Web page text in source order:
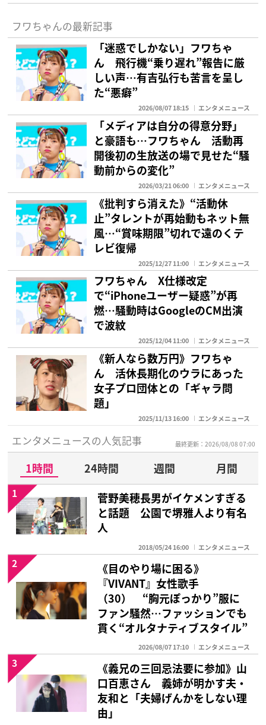
フワちゃんの最新記事
「迷惑でしかない」フワちゃ
ん 飛行機“乗り遅れ”報告に厳
しい声…有吉弘行も苦言を呈し
た“悪癖”
2026/08/07 18:15 エンタメニュース
「メディアは自分の得意分野」
と豪語も…フワちゃん 活動再
開後初の生放送の場で見せた“騒
動前からの変化”
2026/03/21 06:00 エンタメニュース
《批判すら消えた》“活動休
止”タレントが再始動もネット無
風…“賞味期限”切れで遠のくテ
レビ復帰
2025/12/27 11:00 エンタメニュース
フワちゃん X仕様改定
で“iPhoneユーザー疑惑”が再
燃…騒動時はGoogleのCM出演
で波紋
2025/12/04 11:00 エンタメニュース
《新人なら数万円》フワちゃ
ん 活休長期化のウラにあった
女子プロ団体との「ギャラ問
題」
2025/11/13 16:00 エンタメニュース
エンタメニュースの人気記事 最終更新：2026/08/08 07:00
1時間 24時間 週間
月間
菅野美穂長男がイケメンすぎる
と話題 公園で堺雅人より有名
人
2018/05/24 16:00 エンタメニュース
1
《目のやり場に困る》
『VIVANT』女性歌手
（30） “胸元ぽっかり”服に
ファン騒然…ファッションでも
貫く“オルタナティブスタイル”
2026/08/07 17:10 エンタメニュース
2
《義兄の三回忌法要に参加》山
口百恵さん 義姉が明かす夫・
友和と「夫婦げんかをしない理
由」
3